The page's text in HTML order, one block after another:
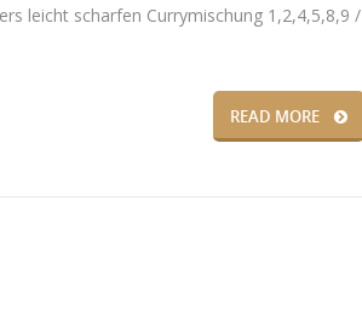
leicht scharfen Currymischung 1,2,4,5,8,9 /
READ MORE